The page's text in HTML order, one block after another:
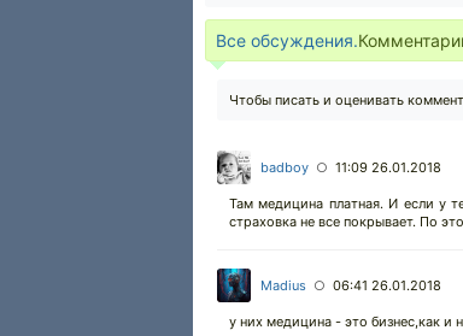
Все обсуждения.
Чтобы писать и оценивать
badboy ○ 11:09 26.01.2018
Там медицина платная. И если у
страховка не все покрывает. По
Madius ○ 06:41 26.01.2018
у них медицина - это бизнес,как и